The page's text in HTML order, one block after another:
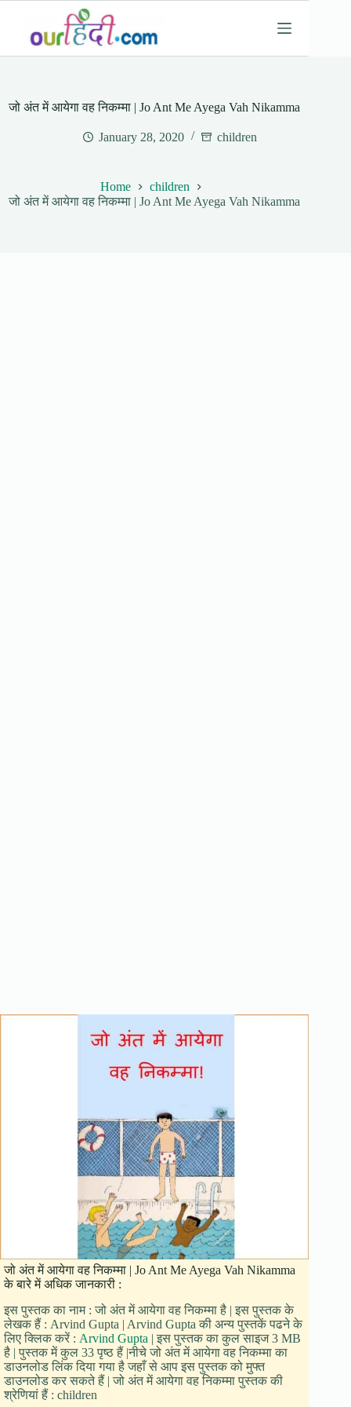
content
जो अंत में आयेगा वह निकम्मा | Jo Ant Me Ayega Vah Nikamma
January 28, 2020 children
Home
children
जो अंत में आयेगा वह निकम्मा | Jo Ant Me Ayega Vah Nikamma
जो अंत में आयेगा वह निकम्मा | Jo Ant Me Ayega Vah Nikamma
के बारे में अधिक जानकारी :
इस पुस्तक का नाम : जो अंत में आयेगा वह निकम्मा है | इस पुस्तक के
लेखक हैं : Arvind Gupta | Arvind Gupta की अन्य पुस्तकें पढने के
लिए क्लिक करें : Arvind Gupta | इस पुस्तक का कुल साइज 3 MB
है | पुस्तक में कुल 33 पृष्ठ हैं |नीचे जो अंत में आयेगा वह निकम्मा का
डाउनलोड लिंक दिया गया है जहाँ से आप इस पुस्तक को मुफ्त
डाउनलोड कर सकते हैं | जो अंत में आयेगा वह निकम्मा पुस्तक की
श्रेणियां हैं : children